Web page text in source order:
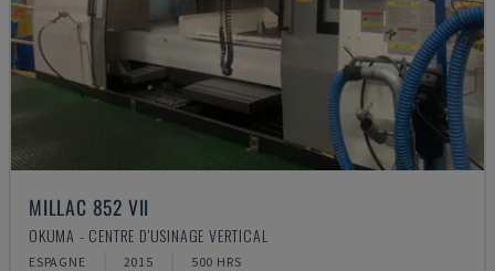
MILLAC 852 VII
OKUMA - CENTRE D'USINAGE VERTICAL
ESPAGNE 2015 500 HRS